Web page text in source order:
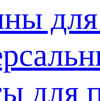
для
для